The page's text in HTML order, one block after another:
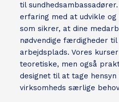
til
erfaring med at udvikle og
som sikrer, at dine
nødvendige færdigheder
arbejdsplads. Vores
teoretiske, men også
designet til at tage
virksomheds særlige